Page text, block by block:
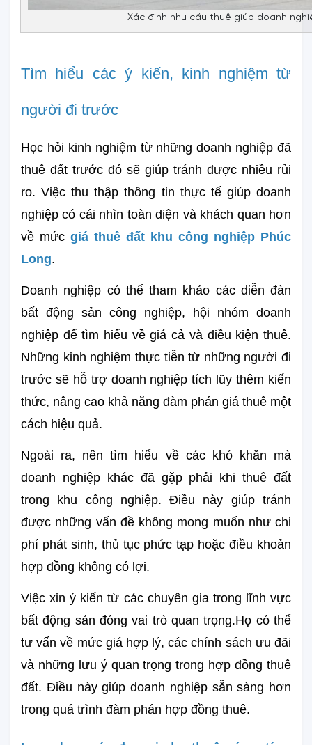
Xác định nhu cầu thuê giúp doanh
Tìm hiểu các ý kiến, kinh nghiệm từ
người đi trước
Học hỏi kinh nghiệm từ những doanh nghiệp đã
thuê đất trước đó sẽ giúp tránh được nhiều rủi
ro. Việc thu thập thông tin thực tế giúp doanh
nghiệp có cái nhìn toàn diện và khách quan hơn
về mức giá thuê đất khu công nghiệp Phúc
Long.
Doanh nghiệp có thể tham khảo các diễn đàn
bất động sản công nghiệp, hội nhóm doanh
nghiệp để tìm hiểu về giá cả và điều kiện thuê.
Những kinh nghiệm thực tiễn từ những người đi
trước sẽ hỗ trợ doanh nghiệp tích lũy thêm kiến
thức, nâng cao khả năng đàm phán giá thuê một
cách hiệu quả.
Ngoài ra, nên tìm hiểu về các khó khăn mà
doanh nghiệp khác đã gặp phải khi thuê đất
trong khu công nghiệp. Điều này giúp tránh
được những vấn đề không mong muốn như chi
phí phát sinh, thủ tục phức tạp hoặc điều khoản
hợp đồng không có lợi.
Việc xin ý kiến từ các chuyên gia trong lĩnh vực
bất động sản đóng vai trò quan trọng.Họ có thể
tư vấn về mức giá hợp lý, các chính sách ưu đãi
và những lưu ý quan trọng trong hợp đồng thuê
đất. Điều này giúp doanh nghiệp sẵn sàng hơn
trong quá trình đàm phán hợp đồng thuê.